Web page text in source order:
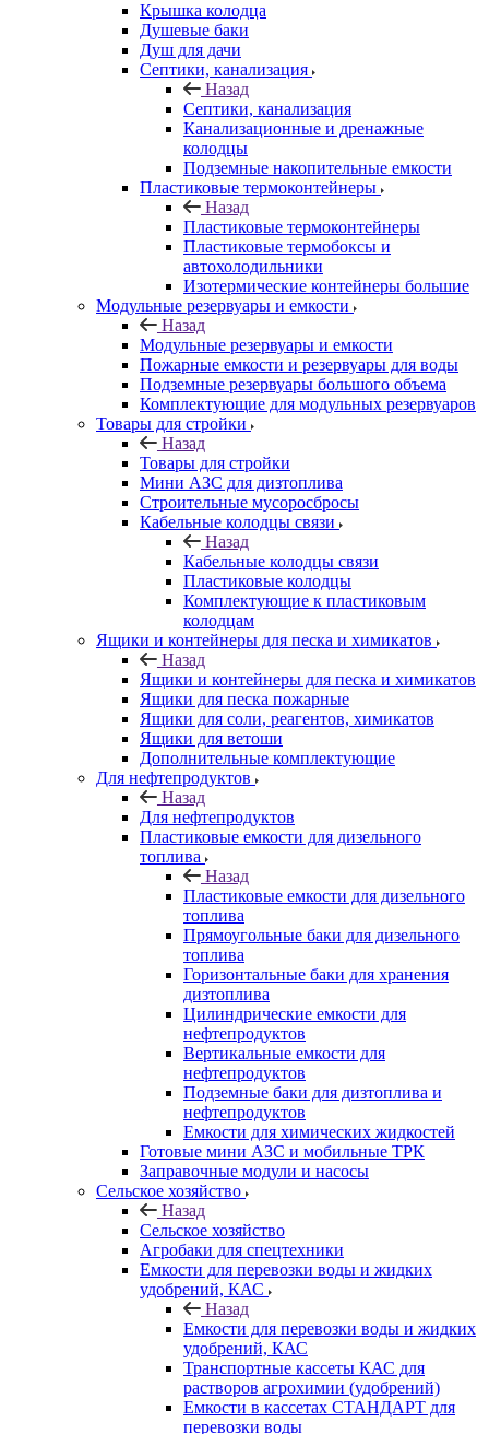
Крышка колодца
Душевые баки
Душ для дачи
Септики, канализация
Назад
Септики, канализация
Канализационные и дренажные
колодцы
Подземные накопительные емкости
Пластиковые термоконтейнеры
Назад
Пластиковые термоконтейнеры
Пластиковые термобоксы и
автохолодильники
Изотермические контейнеры большие
Модульные резервуары и емкости
Назад
Модульные резервуары и емкости
Пожарные емкости и резервуары для воды
Подземные резервуары большого объема
Комплектующие для модульных резервуаров
Товары для стройки
Назад
Товары для стройки
Мини АЗС для дизтоплива
Строительные мусоросбросы
Кабельные колодцы связи
Назад
Кабельные колодцы связи
Пластиковые колодцы
Комплектующие к пластиковым
колодцам
Ящики и контейнеры для песка и химикатов
Назад
Ящики и контейнеры для песка и химикатов
Ящики для песка пожарные
Ящики для соли, реагентов, химикатов
Ящики для ветоши
Дополнительные комплектующие
Для нефтепродуктов
Назад
Для нефтепродуктов
Пластиковые емкости для дизельного
топлива
Назад
Пластиковые емкости для дизельного
топлива
Прямоугольные баки для дизельного
топлива
Горизонтальные баки для хранения
дизтоплива
Цилиндрические емкости для
нефтепродуктов
Вертикальные емкости для
нефтепродуктов
Подземные баки для дизтоплива и
нефтепродуктов
Емкости для химических жидкостей
Готовые мини АЗС и мобильные ТРК
Заправочные модули и насосы
Сельское хозяйство
Назад
Сельское хозяйство
Агробаки для спецтехники
Емкости для перевозки воды и жидких
удобрений, КАС
Назад
Емкости для перевозки воды и жидких
удобрений, КАС
Транспортные кассеты КАС для
растворов агрохимии (удобрений)
Емкости в кассетах СТАНДАРТ для
перевозки воды